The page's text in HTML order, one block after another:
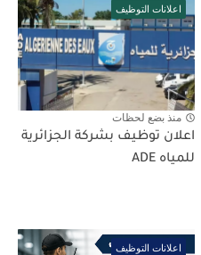
اعلانات التوظيف
منذ بضع لحظات
اعلان توظيف بشركة الجزائرية
للمياه ADE
اعلانات التوظيف